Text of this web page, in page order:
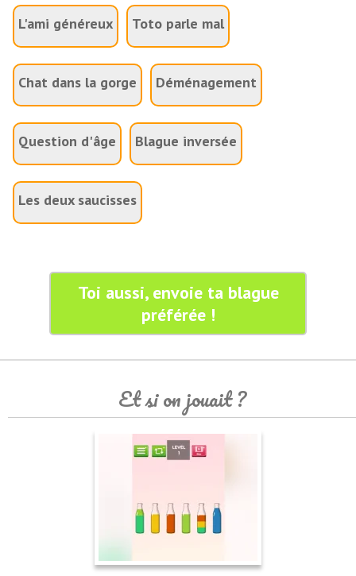
L'ami généreux Toto parle mal
Chat dans la gorge Déménagement
Question d'âge Blague inversée
Les deux saucisses
Toi aussi, envoie ta blague
préférée !
Et si on jouait ?